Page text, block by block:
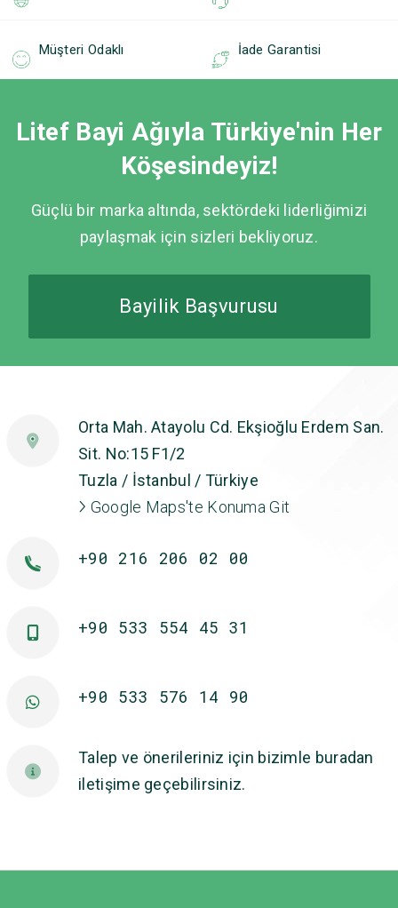
Müşteri Odaklı İade Garantisi
Litef Bayi Ağıyla Türkiye'nin Her
Köşesindeyiz!
Güçlü bir marka altında, sektördeki liderliğimizi
paylaşmak için sizleri bekliyoruz.
Bayilik Başvurusu
Orta Mah. Atayolu Cd. Ekşioğlu Erdem San.
Sit. No:15 F1/2
Tuzla / İstanbul / Türkiye
Google Maps'te Konuma Git
+90 216 206 02 00
+90 533 554 45 31
+90 533 576 14 90
Talep ve önerileriniz için bizimle buradan
iletişime geçebilirsiniz.